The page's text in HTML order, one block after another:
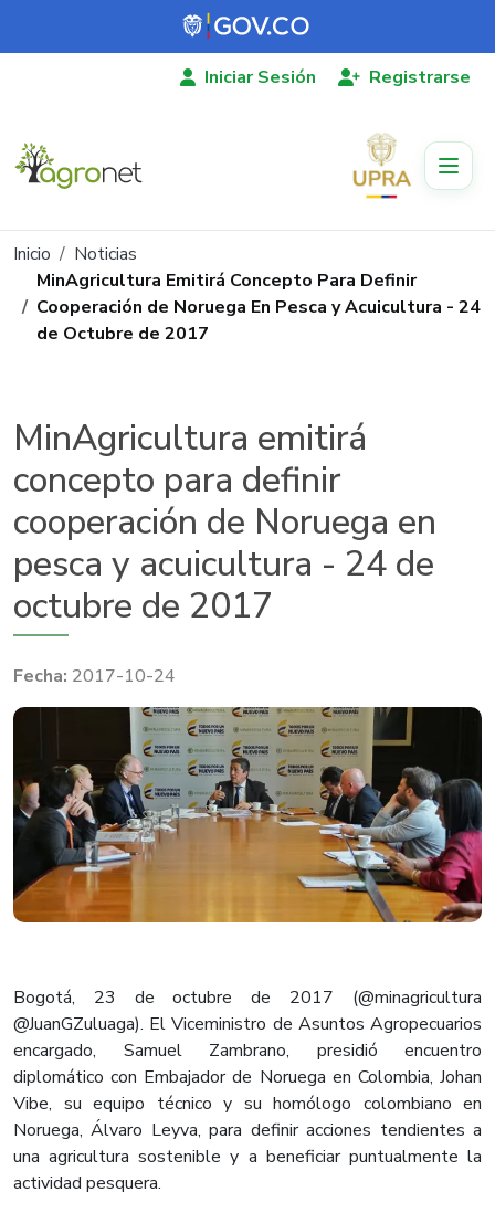
Pasar al contenido principal
Iniciar Sesión Registrarse
Ruta de navegación
Inicio
Noticias
MinAgricultura Emitirá Concepto Para Definir
Cooperación de Noruega En Pesca y Acuicultura - 24
de Octubre de 2017
MinAgricultura emitirá
concepto para definir
cooperación de Noruega en
pesca y acuicultura - 24 de
octubre de 2017
2017-10-24
Bogotá, 23 de octubre de 2017 (@minagricultura
@JuanGZuluaga). El Viceministro de Asuntos Agropecuarios
encargado, Samuel Zambrano, presidió encuentro
diplomático con Embajador de Noruega en Colombia, Johan
Vibe, su equipo técnico y su homólogo colombiano en
Noruega, Álvaro Leyva, para definir acciones tendientes a
una agricultura sostenible y a beneficiar puntualmente la
actividad pesquera.